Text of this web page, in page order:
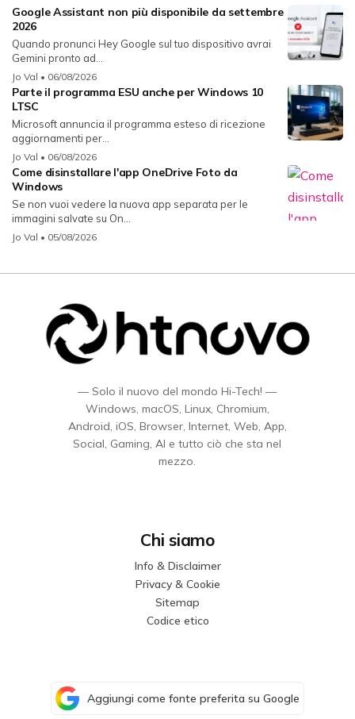
Google Assistant non più disponibile da settembre
2026
Quando pronunci Hey Google sul tuo dispositivo avrai
Gemini pronto ad...
Jo Val • 06/08/2026
Parte il programma ESU anche per Windows 10
LTSC
Microsoft annuncia il programma esteso di ricezione
aggiornamenti per...
Jo Val • 06/08/2026
Come disinstallare l'app OneDrive Foto da
Windows
Se non vuoi vedere la nuova app separata per le
immagini salvate su On...
Jo Val • 05/08/2026
— Solo il nuovo del mondo Hi-Tech! —
Windows, macOS, Linux, Chromium,
Android, iOS, Browser, Internet, Web, App,
Social, Gaming, AI e tutto ciò che sta nel
mezzo.
Chi siamo
Info & Disclaimer
Privacy & Cookie
Sitemap
Codice etico
Aggiungi come fonte preferita su Google